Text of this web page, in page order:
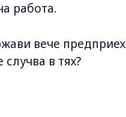
работа.
вече
случва в тях?